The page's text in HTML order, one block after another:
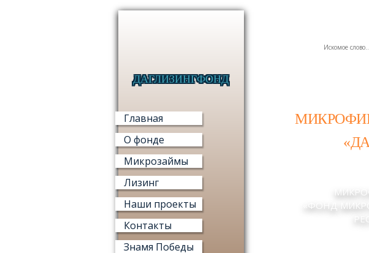
ДАГЛИЗИНГФОНД
Главная
О фонде
Микрозаймы
Лизинг
Наши проекты
Контакты
Знамя Победы
«ФОНД